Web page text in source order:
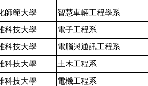
師範大學 智慧車輛工程學系
科技大學 電子工程系
科技大學 電腦與通訊工程系
科技大學 土木工程系
科技大學 電機工程系